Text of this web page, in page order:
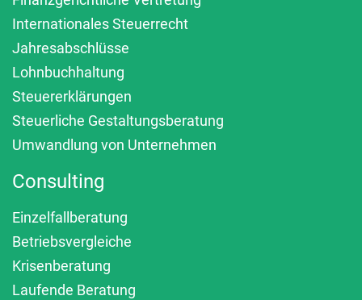
Internationales Steuerrecht
Jahresabschlüsse
Lohnbuchhaltung
Steuererklärungen
Steuerliche Gestaltungsberatung
Umwandlung von Unternehmen
Consulting
Einzelfallberatung
Betriebsvergleiche
Krisenberatung
Laufende Beratung